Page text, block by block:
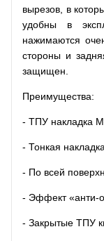
вырезов, в
удобны в
нажимаются
стороны и
защищен.
Преимущества:
- ТПУ накладка
- Тонкая
- По всей
- Эффект «анти-
- Закрытые ТПУ